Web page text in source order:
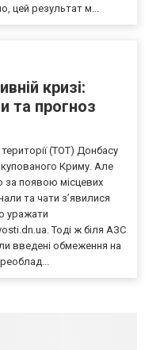
цей результат м...
кризі:
та прогноз
(ТОТ) Донбасу
Криму. Але
появою місцевих
та чати з’явилися
уражати
Тоді ж біля АЗС
введені обмеження на